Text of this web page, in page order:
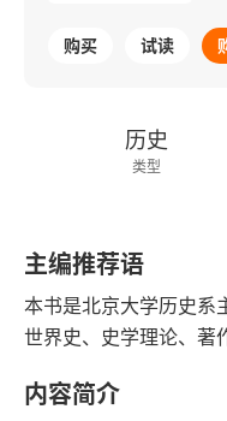
购买 试读
历史
类型
主编推荐语
本书是北京大学历史系
世界史、史学理论、著
内容简介